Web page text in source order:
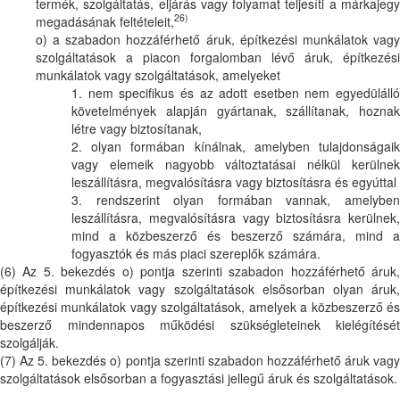
megadásának feltételeit,26)
o) a szabadon hozzáférhető áruk, építkezési munkálatok vagy
szolgáltatások a piacon forgalomban lévő áruk, építkezési
munkálatok vagy szolgáltatások, amelyeket
1. nem specifikus és az adott esetben nem egyedülálló
követelmények alapján gyártanak, szállítanak, hoznak
létre vagy biztosítanak,
2. olyan formában kínálnak, amelyben tulajdonságaik
vagy elemeik nagyobb változtatásai nélkül kerülnek
leszállításra, megvalósításra vagy biztosításra és egyúttal
3. rendszerint olyan formában vannak, amelyben
leszállításra, megvalósításra vagy biztosításra kerülnek,
mind a közbeszerző és beszerző számára, mind a
fogyasztók és más piaci szereplők számára.
(6) Az 5. bekezdés o) pontja szerinti szabadon hozzáférhető áruk,
építkezési munkálatok vagy szolgáltatások elsősorban olyan áruk,
építkezési munkálatok vagy szolgáltatások, amelyek a közbeszerző és
beszerző mindennapos működési szükségleteinek kielégítését
szolgálják.
(7) Az 5. bekezdés o) pontja szerinti szabadon hozzáférhető áruk vagy
szolgáltatások elsősorban a fogyasztási jellegű áruk és szolgáltatások.